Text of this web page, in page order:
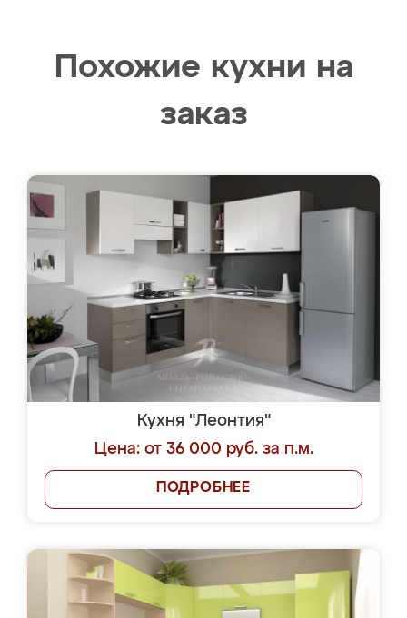
Похожие кухни на
заказ
Кухня "Леонтия"
Цена: от 36 000 руб. за п.м.
ПОДРОБНЕЕ